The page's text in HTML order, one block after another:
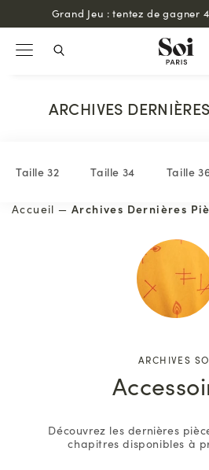
Grand Jeu : tentez de gagner
ARCHIVES
Taille 32 Taille 34 Taille
Accueil — Archives Dernières
ARCHIVES
Découvrez les dernières
chapitres disponibles à